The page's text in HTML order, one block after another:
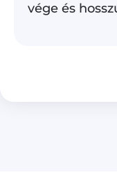
vége és